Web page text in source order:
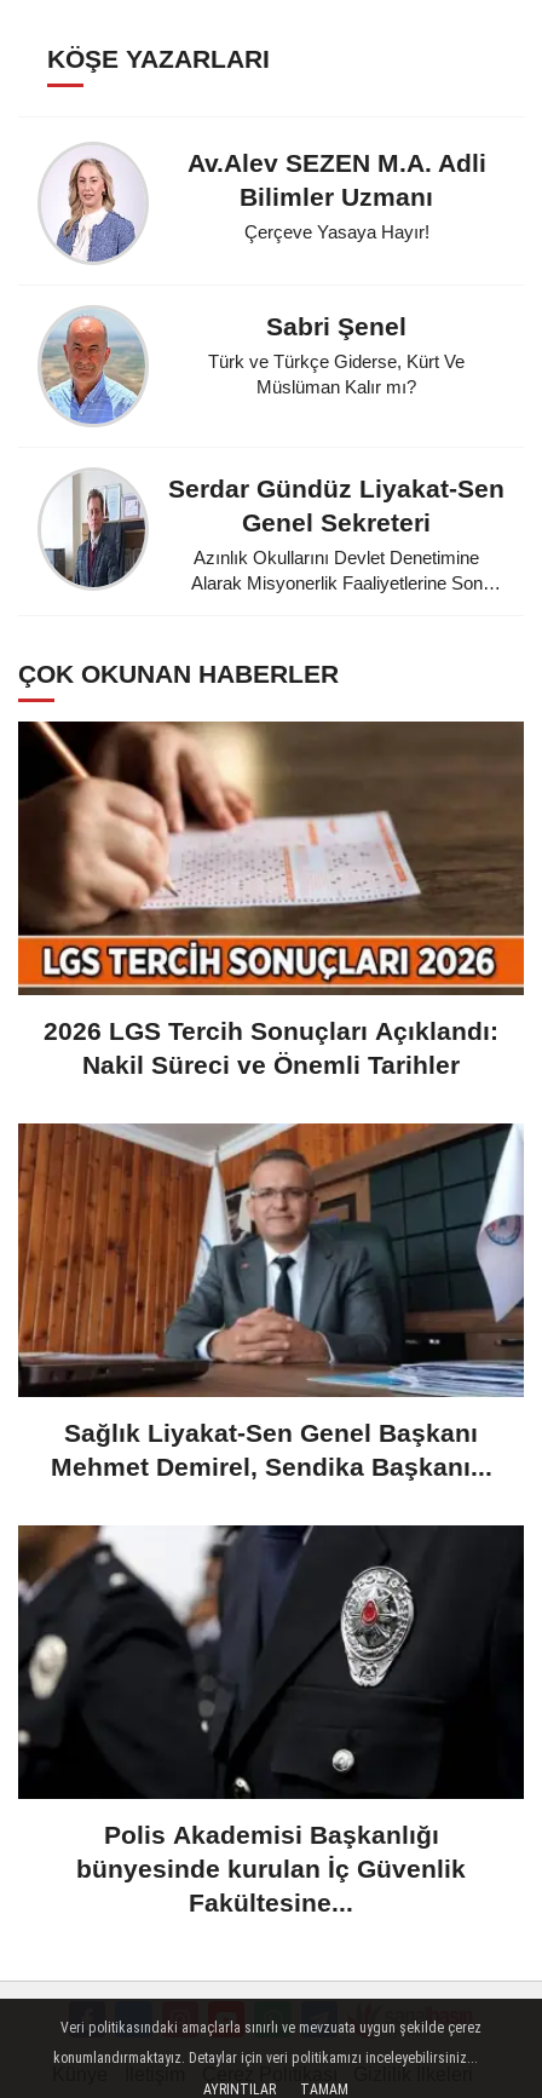
KÖŞE YAZARLARI
Av.Alev SEZEN M.A. Adli
Bilimler Uzmanı
Çerçeve Yasaya Hayır!
Sabri Şenel
Türk ve Türkçe Giderse, Kürt Ve
Müslüman Kalır mı?
Serdar Gündüz Liyakat-Sen
Genel Sekreteri
Azınlık Okullarını Devlet Denetimine
Alarak Misyonerlik Faaliyetlerine Son
ÇOK OKUNAN HABERLER
2026 LGS Tercih Sonuçları Açıklandı:
Nakil Süreci ve Önemli Tarihler
​Sağlık Liyakat-Sen Genel Başkanı
Mehmet Demirel, Sendika Başkanı...
Polis Akademisi Başkanlığı
bünyesinde kurulan İç Güvenlik
Fakültesine...
Veri politikasındaki amaçlarla sınırlı ve mevzuata uygun şekilde çerez
konumlandırmaktayız. Detaylar için veri politikamızı inceleyebilirsiniz...
AYRINTILAR
TAMAM